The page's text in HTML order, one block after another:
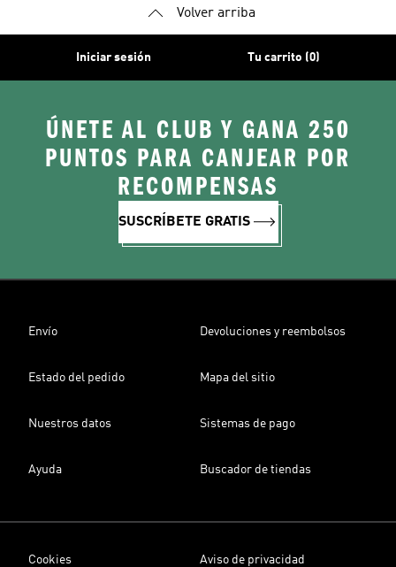
Volver arriba
Iniciar sesión Tu carrito (0)
ÚNETE AL CLUB Y GANA 250
PUNTOS PARA CANJEAR POR
RECOMPENSAS
SUSCRÍBETE GRATIS
Envío Devoluciones y reembolsos
Estado del pedido Mapa del sitio
Nuestros datos Sistemas de pago
Ayuda Buscador de tiendas
Cookies Aviso de privacidad